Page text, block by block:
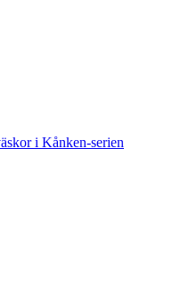
i Kånken-serien